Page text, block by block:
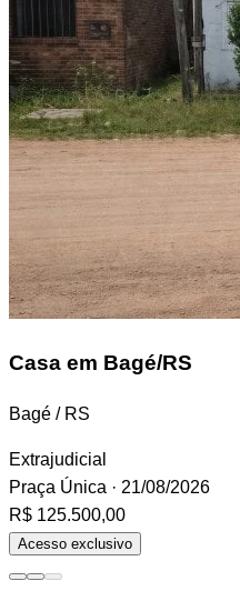
Casa em Bagé/RS
Bagé / RS
Extrajudicial
Praça Única · 21/08/2026
R$ 125.500,00
Acesso exclusivo